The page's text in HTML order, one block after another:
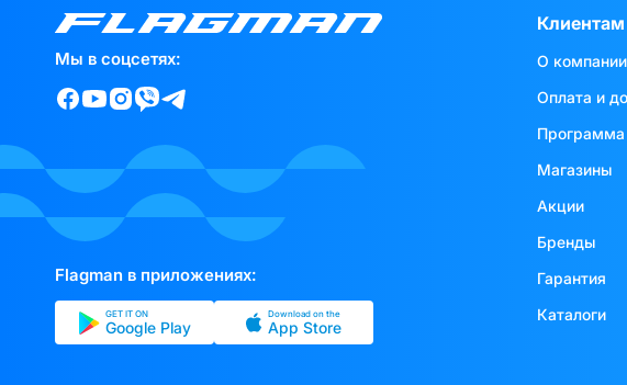
Мы в соцсетях:
Flagman в приложениях:
GET IT ON
Google Play
Download on the
App Store
Клиентам
О компании
Оплата и
Программа
Магазины
Акции
Бренды
Гарантия
Каталоги